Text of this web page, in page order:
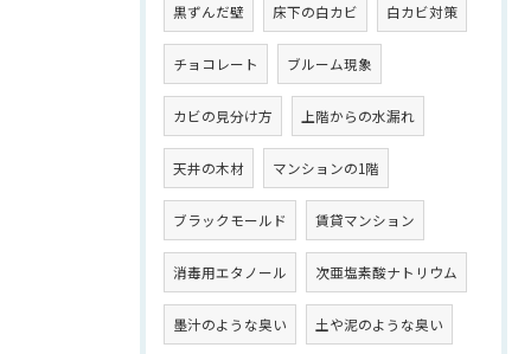
黒ずんだ壁 床下の白カビ 白カビ対策
チョコレート ブルーム現象
カビの見分け方 上階からの水漏れ
天井の木材 マンションの1階
ブラックモールド 賃貸マンション
消毒用エタノール 次亜塩素酸ナトリウム
墨汁のような臭い 土や泥のような臭い